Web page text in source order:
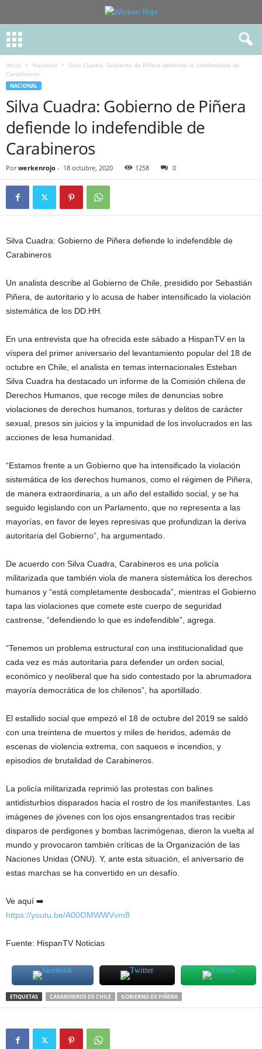
Inicio Nacional
Silva Cuadra: Gobierno de Piñera defiende lo indefendible de
Carabineros
NACIONAL
Silva Cuadra: Gobierno de Piñera
defiende lo indefendible de
Carabineros
Por werkenrojo - 18 octubre, 2020 1258 0
Silva Cuadra: Gobierno de Piñera defiende lo indefendible de
Carabineros
Un analista describe al Gobierno de Chile, presidido por Sebastián
Piñera, de autoritario y lo acusa de haber intensificado la violación
sistemática de los DD.HH.
En una entrevista que ha ofrecida este sábado a HispanTV en la
víspera del primer aniversario del levantamiento popular del 18 de
octubre en Chile, el analista en temas internacionales Esteban
Silva Cuadra ha destacado un informe de la Comisión chilena de
Derechos Humanos, que recoge miles de denuncias sobre
violaciones de derechos humanos, torturas y delitos de carácter
sexual, presos sin juicios y la impunidad de los involucrados en las
acciones de lesa humanidad.
“Estamos frente a un Gobierno que ha intensificado la violación
sistemática de los derechos humanos, como el régimen de Piñera,
de manera extraordinaria, a un año del estallido social, y se ha
seguido legislando con un Parlamento, que no representa a las
mayorías, en favor de leyes represivas que profundizan la deriva
autoritaria del Gobierno”, ha argumentado.
De acuerdo con Silva Cuadra, Carabineros es una policía
militarizada que también viola de manera sistemática los derechos
humanos y “está completamente desbocada”, mientras el Gobierno
tapa las violaciones que comete este cuerpo de seguridad
castrense, “defendiendo lo que es indefendible”, agrega.
“Tenemos un problema estructural con una institucionalidad que
cada vez es más autoritaria para defender un orden social,
económico y neoliberal que ha sido contestado por la abrumadora
mayoría democrática de los chilenos”, ha aportillado.
El estallido social que empezó el 18 de octubre del 2019 se saldó
con una treintena de muertos y miles de heridos, además de
escenas de violencia extrema, con saqueos e incendios, y
episodios de brutalidad de Carabineros.
La policía militarizada reprimió las protestas con balines
antidisturbios disparados hacia el rostro de los manifestantes. Las
imágenes de jóvenes con los ojos ensangrentados tras recibir
disparos de perdigones y bombas lacrimógenas, dieron la vuelta al
mundo y provocaron también críticas de la Organización de las
Naciones Unidas (ONU). Y, ante esta situación, el aniversario de
estas marchas se ha convertido en un desafío.
Ve aquí ➡️
https://youtu.be/A00OMWWVvm8
Fuente: HispanTV Noticias
ETIQUETAS CARABINEROS DE CHILE GOBIERNO DE PIÑERA